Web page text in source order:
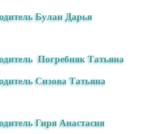
Булан Дарья
Погребняк Татьяна
Сизова Татьяна
Гиря Анастасия